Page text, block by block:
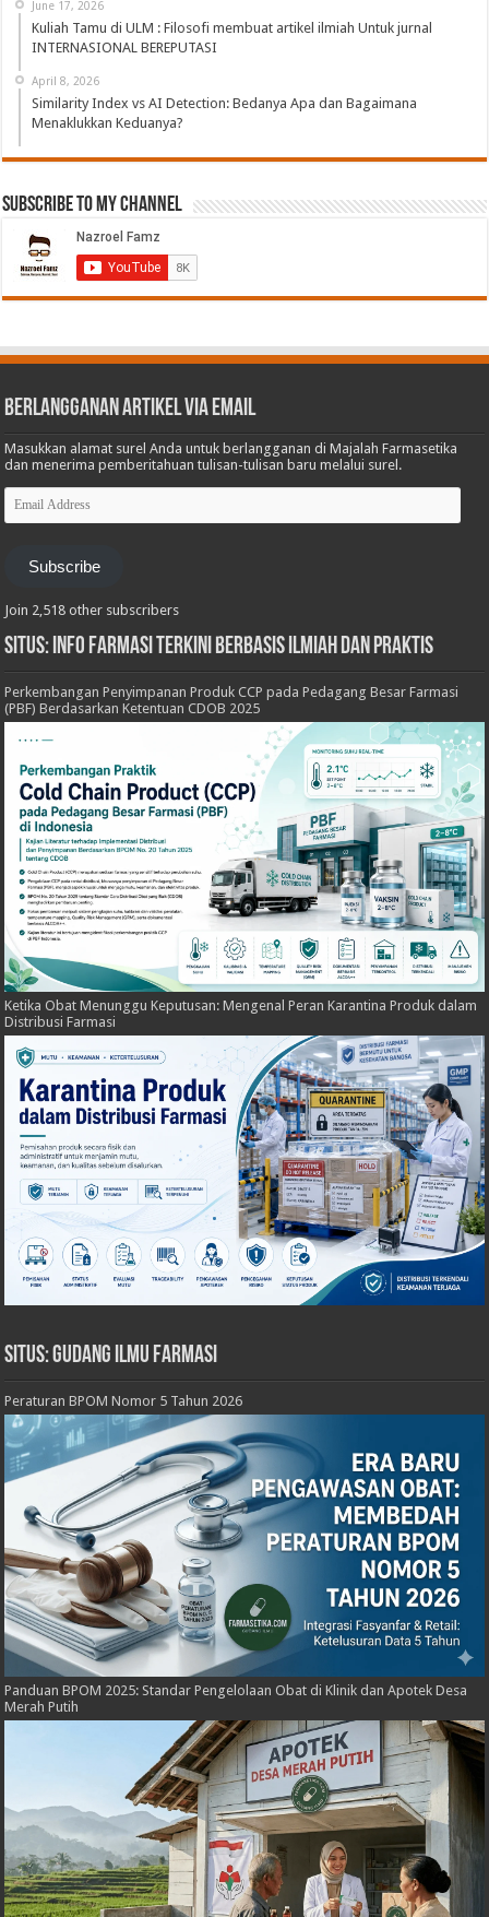
June 17, 2026
Kuliah Tamu di ULM : Filosofi membuat artikel ilmiah Untuk jurnal
INTERNASIONAL BEREPUTASI
April 8, 2026
Similarity Index vs AI Detection: Bedanya Apa dan Bagaimana
Menaklukkan Keduanya?
Subscribe to My Channel
Berlangganan Artikel via Email
Masukkan alamat surel Anda untuk berlangganan di Majalah Farmasetika
dan menerima pemberitahuan tulisan-tulisan baru melalui surel.
Email
Address
Subscribe
Join 2,518 other subscribers
Situs: Info Farmasi Terkini Berbasis Ilmiah dan Praktis
Perkembangan Penyimpanan Produk CCP pada Pedagang Besar Farmasi
(PBF) Berdasarkan Ketentuan CDOB 2025
Ketika Obat Menunggu Keputusan: Mengenal Peran Karantina Produk dalam
Distribusi Farmasi
Situs: Gudang Ilmu Farmasi
Peraturan BPOM Nomor 5 Tahun 2026
Panduan BPOM 2025: Standar Pengelolaan Obat di Klinik dan Apotek Desa
Merah Putih